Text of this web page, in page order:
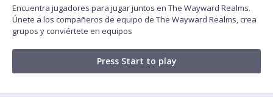
Encuentra jugadores para jugar juntos en The Wayward Realms.
Únete a los compañeros de equipo de The Wayward Realms, crea
grupos y conviértete en equipos
Press Start to play